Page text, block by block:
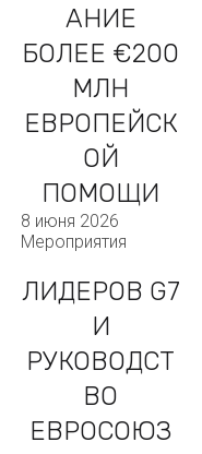
АНИЕ
БОЛЕЕ €200
МЛН
ЕВРОПЕЙСК
ОЙ
ПОМОЩИ
8 июня 2026
Мероприятия
ЛИДЕРОВ G7
И
РУКОВОДСТ
ВО
ЕВРОСОЮЗ